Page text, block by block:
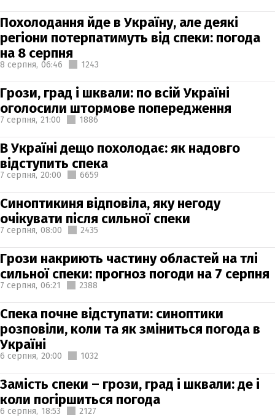
Похолодання йде в Україну, але деякі
регіони потерпатимуть від спеки: погода
на 8 серпня
8 серпня, 06:46 1243
Грози, град і шквали: по всій Україні
оголосили штормове попередження
7 серпня, 21:00 1886
В Україні дещо похолодає: як надовго
відступить спека
7 серпня, 20:00 6659
Синоптикиня відповіла, яку негоду
очікувати після сильної спеки
7 серпня, 08:00 2435
Грози накриють частину областей на тлі
сильної спеки: прогноз погоди на 7 серпня
7 серпня, 06:21 2388
Спека почне відступати: синоптики
розповіли, коли та як зміниться погода в
Україні
6 серпня, 20:00 1032
Замість спеки – грози, град і шквали: де і
коли погіршиться погода
6 серпня, 18:53 2127